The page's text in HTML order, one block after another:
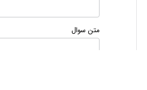
متن سوال